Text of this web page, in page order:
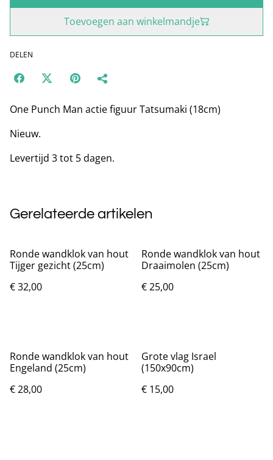
Toevoegen aan winkelmandje
DELEN
One Punch Man actie figuur Tatsumaki (18cm)
Nieuw.
Levertijd 3 tot 5 dagen.
Gerelateerde artikelen
Ronde wandklok van hout
Tijger gezicht (25cm)
€ 32,00
Ronde wandklok van hout
Draaimolen (25cm)
€ 25,00
Ronde wandklok van hout
Engeland (25cm)
€ 28,00
Grote vlag Israel
(150x90cm)
€ 15,00